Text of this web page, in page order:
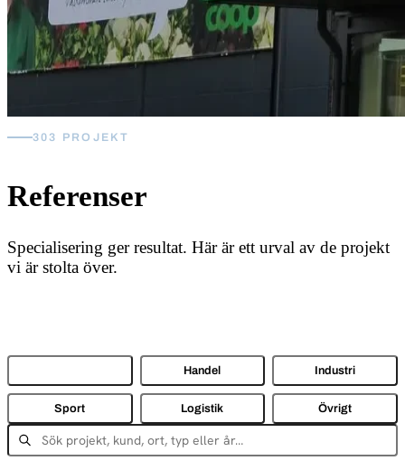
303 PROJEKT
Referenser
Specialisering ger resultat. Här är ett urval av de projekt
vi är stolta över.
Handel Industri
Sport Logistik Övrigt